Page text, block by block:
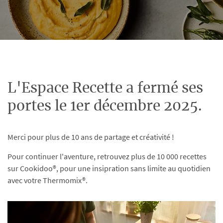
L'Espace Recette a fermé ses
portes le 1er décembre 2025.
Merci pour plus de 10 ans de partage et créativité !
Pour continuer l'aventure, retrouvez plus de 10 000 recettes
sur Cookidoo®, pour une insipration sans limite au quotidien
avec votre Thermomix®.